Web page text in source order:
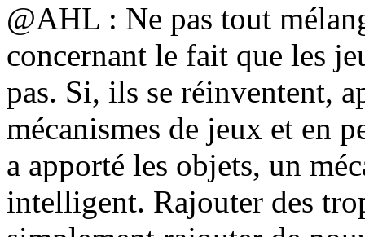
@AHL : Ne pas tout
concernant le fait que les
pas. Si, ils se réinventent,
mécanismes de jeux et en
a apporté les objets, un
intelligent. Rajouter des